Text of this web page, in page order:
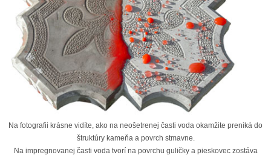
Na fotografii krásne vidíte, ako na neošetrenej časti voda okamžite preniká do
štruktúry kameňa a povrch stmavne.
Na impregnovanej časti voda tvorí na povrchu guličky a pieskovec zostáva